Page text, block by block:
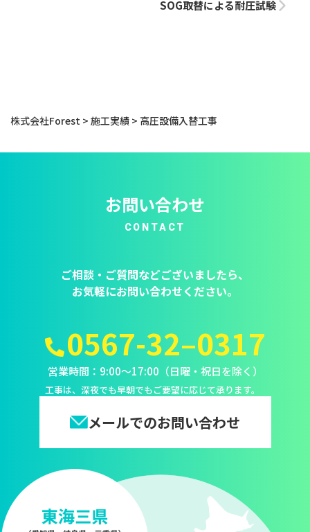
SOG取替による耐圧試験
株式会社Forest > 施工実績 > 高圧設備入替工事
お問い合わせ
CONTACT
ご相談・ご質問などございましたら、
お気軽にお問い合わせください。
0567-32–0317
営業時間：9:00～17:00（日曜・祝日を除く）
工事は、深夜でも早朝でもご要望に応じて承ります。
メールでのお問い合わせ